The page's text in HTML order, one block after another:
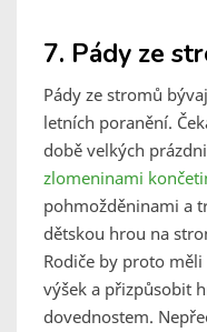
7. Pády ze
Pády ze stromů
letních poranění.
době velkých
zlomeninami
pohmožděninami a
dětskou hrou na
Rodiče by proto
výšek a přizpůsobit
dovednostem.